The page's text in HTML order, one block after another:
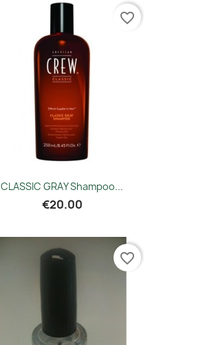
CLASSIC GRAY Shampoo...
€20.00
favorite_border
favorite_border